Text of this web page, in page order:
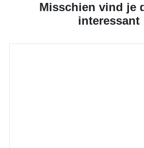
Misschien vind je
interessant